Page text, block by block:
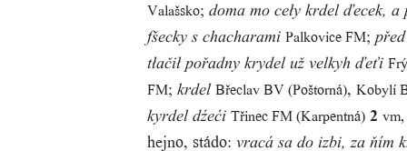
Valašsko; doma mo ceły krdel ďecek, a
fšecky s chacharami Palkovice FM; před
tłačił pořadny krydel už velkyh ďeťi
FM; krdel Břeclav BV (Poštorná), Kobylí
kyrdel dźeći Třinec FM (Karpentná) 2 vm,
hejno, stádo: vracá sa do izbi, za ňím